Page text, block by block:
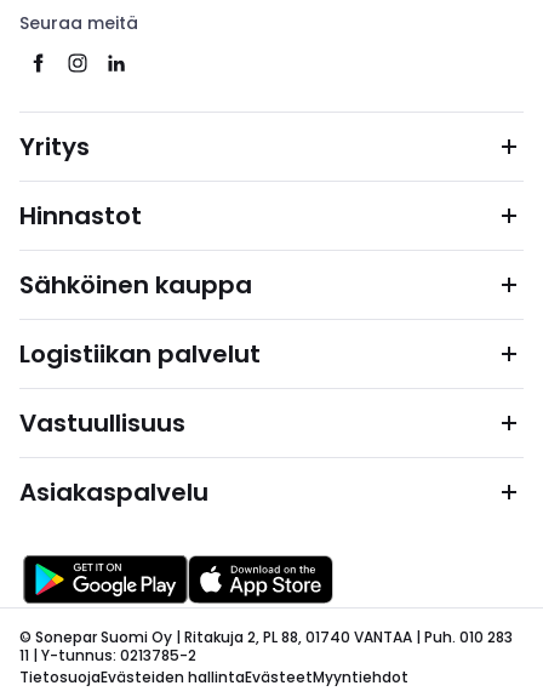
Seuraa meitä
Yritys
Hinnastot
Sähköinen kauppa
Logistiikan palvelut
Vastuullisuus
Asiakaspalvelu
© Sonepar Suomi Oy | Ritakuja 2, PL 88, 01740 VANTAA | Puh. 010 283
11 | Y-tunnus: 0213785-2
TietosuojaEvästeiden hallintaEvästeetMyyntiehdot